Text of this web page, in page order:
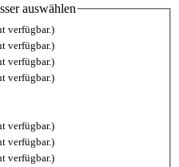
auswählen
verfügbar.)
verfügbar.)
verfügbar.)
verfügbar.)
verfügbar.)
verfügbar.)
verfügbar.)